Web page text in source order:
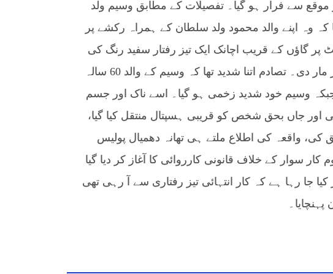
سے فرار ہو گیا۔ تفصیلات کے مطابق وسیم ولد
کہ وہ اپنے والد محمود ولد سلطان کے ہمراہ رکشے پر
طرف جا رہے تھے کہ شام 4 بج کر 45 منٹ پر گاؤں کے قریب اچانک ایک تیز رفتار سفید رنگ کی
کار نے سامنے سے آ کر ان کے رکشے کو زور دار ٹکر مار دی۔ تصادم اتنا شدید تھا کہ وسیم کے والد 60 سالہ
وسیم خود شدید زخمی ہو گیا۔ اسے ناک اور جسم
جاں بحق شخص کو قریبی ہسپتال منتقل کیا گیا،
واقعہ کی اطلاع ملتے ہی تھانہ دھمیال پولیس
کار سوار کے خلاف قانونی کارروائی کا آغاز کر دیا گیا
جا رہا ہے کہ کار انتہائی تیز رفتاری سے آ رہی تھی